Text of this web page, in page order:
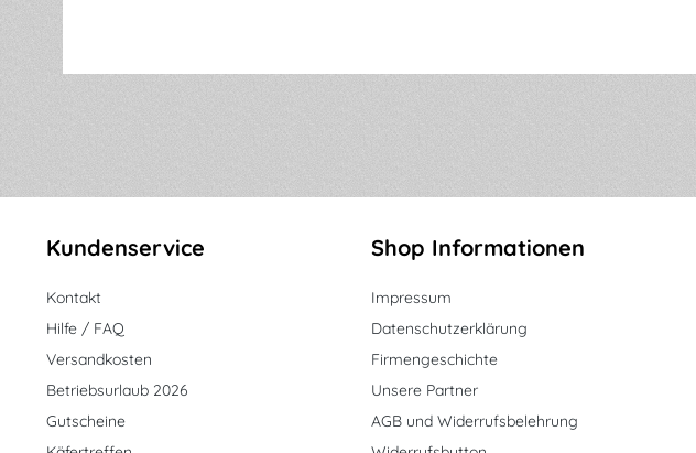
Kundenservice
Kontakt
Hilfe / FAQ
Versandkosten
Betriebsurlaub 2026
Gutscheine
Shop Informationen
Impressum
Datenschutzerklärung
Firmengeschichte
Unsere Partner
AGB und Widerrufsbelehrung